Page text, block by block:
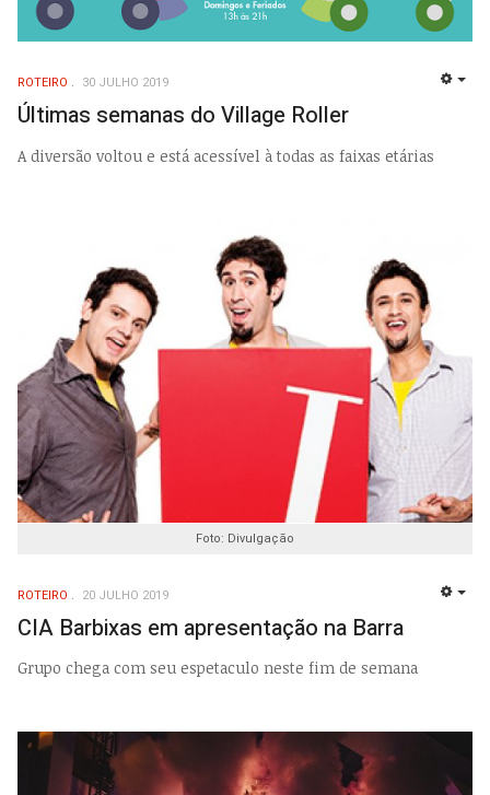
ROTEIRO 30 JULHO 2019
Últimas semanas do Village Roller
A diversão voltou e está acessível à todas as faixas etárias
Foto: Divulgação
ROTEIRO 20 JULHO 2019
CIA Barbixas em apresentação na Barra
Grupo chega com seu espetaculo neste fim de semana